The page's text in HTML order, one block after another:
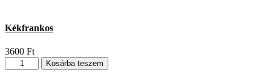
Kékfrankos
3600 Ft
Kékfrankos
mennyiség
Kosárba teszem